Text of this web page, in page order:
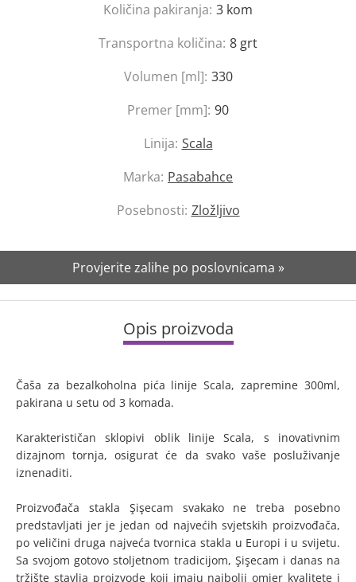
Količina pakiranja: 3 kom
Transportna količina: 8 grt
Volumen [ml]: 330
Premer [mm]: 90
Linija: Scala
Marka: Pasabahce
Posebnosti: Zložljivo
Provjerite zalihe po poslovnicama »
Opis proizvoda
Čaša za bezalkoholna pića linije Scala, zapremine 300ml,
pakirana u setu od 3 komada.
Karakterističan sklopivi oblik linije Scala, s inovativnim
dizajnom tornja, osigurat će da svako vaše posluživanje
iznenaditi.
Proizvođača stakla Şişecam svakako ne treba posebno
predstavljati jer je jedan od najvećih svjetskih proizvođača,
po veličini druga najveća tvornica stakla u Europi i u svijetu.
Sa svojom gotovo stoljetnom tradicijom, Şişecam i danas na
tržište stavlja proizvode koji imaju najbolji omjer kvalitete i